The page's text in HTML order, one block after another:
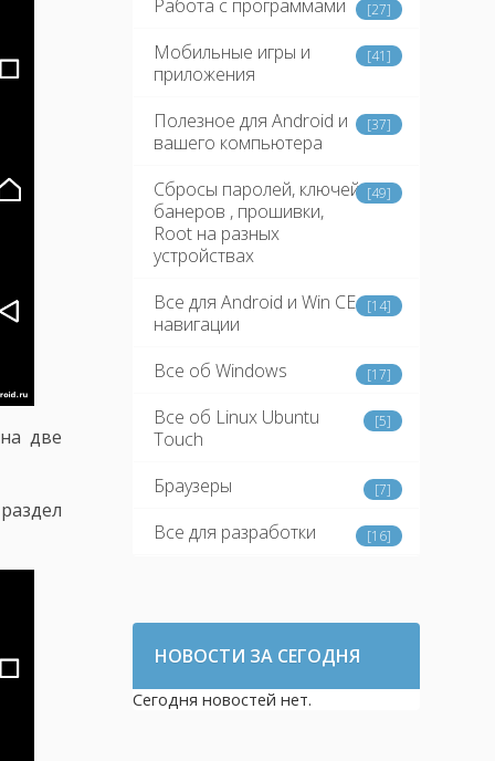
две
Работа с программами [27]
Мобильные игры и
приложения
[41]
Полезное для Android и
вашего компьютера
[37]
Сбросы паролей, ключей,
банеров , прошивки,
Root на разных
устройствах
[49]
Все для Android и Win CE
навигации
[14]
Все об Windows [17]
Все об Linux Ubuntu
Touch
[5]
Браузеры [7]
Все для разработки [16]
НОВОСТИ ЗА СЕГОДНЯ
Сегодня новостей нет.